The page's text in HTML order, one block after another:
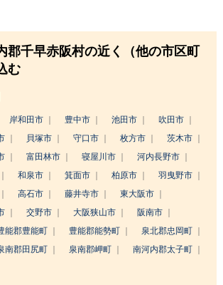
郡千早赤阪村の近く（他の市区町
む
岸和田市 豊中市 池田市
吹田市
貝塚市 守口市 枚方市
茨木市
富田林市 寝屋川市
河内長野市
和泉市 箕面市 柏原市
羽曳野市
高石市 藤井寺市
東大阪市
交野市 大阪狭山市
阪南市
能郡豊能町 豊能郡能勢町
泉北郡忠岡町
南郡田尻町 泉南郡岬町
南河内郡太子町